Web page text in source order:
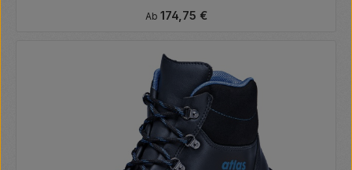
Regulärer Preis:
Ab 174,75 €